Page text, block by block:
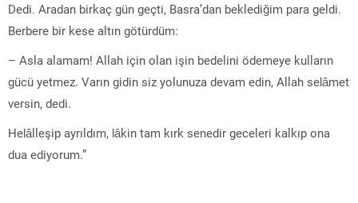
Dedi. Aradan birkaç gün geçti, Basra’dan beklediğim para geldi.
Berbere bir kese altın götürdüm:
– Asla alamam! Allah için olan işin bedelini ödemeye kulların
gücü yetmez. Varın gidin siz yolunuza devam edin, Allah selâmet
versin, dedi.
Helâlleşip ayrıldım, lâkin tam kırk senedir geceleri kalkıp ona
dua ediyorum.”